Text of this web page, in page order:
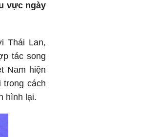
vực ngày
Thái Lan,
tác song
Nam hiện
cách
hình lại.